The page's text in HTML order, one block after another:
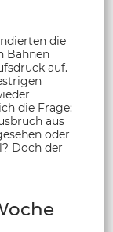
die
Bahnen
auf.
die Frage:
aus
oder
Doch der